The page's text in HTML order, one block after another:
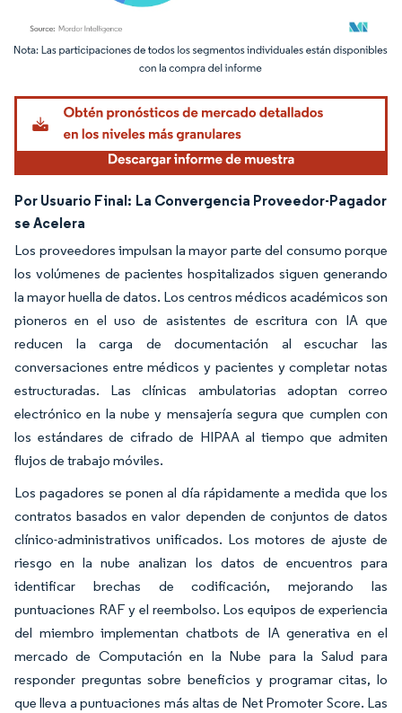
Imagen © Mordor Intelligence. El uso requiere atribución según CC BY 4.0.
Por Usuario Final: La Convergencia Proveedor-Pagador
se Acelera
Los proveedores impulsan la mayor parte del consumo porque
los volúmenes de pacientes hospitalizados siguen generando
la mayor huella de datos. Los centros médicos académicos son
pioneros en el uso de asistentes de escritura con IA que
reducen la carga de documentación al escuchar las
conversaciones entre médicos y pacientes y completar notas
estructuradas. Las clínicas ambulatorias adoptan correo
electrónico en la nube y mensajería segura que cumplen con
los estándares de cifrado de HIPAA al tiempo que admiten
flujos de trabajo móviles.
Los pagadores se ponen al día rápidamente a medida que los
contratos basados en valor dependen de conjuntos de datos
clínico-administrativos unificados. Los motores de ajuste de
riesgo en la nube analizan los datos de encuentros para
identificar brechas de codificación, mejorando las
puntuaciones RAF y el reembolso. Los equipos de experiencia
del miembro implementan chatbots de IA generativa en el
mercado de Computación en la Nube para la Salud para
responder preguntas sobre beneficios y programar citas, lo
que lleva a puntuaciones más altas de Net Promoter Score. Las